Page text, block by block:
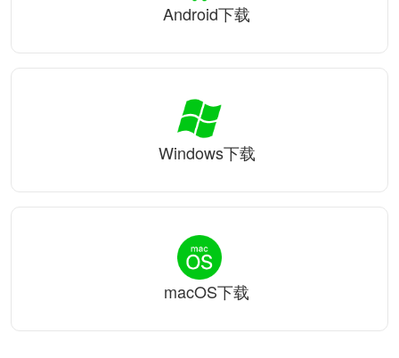
Android下载
Windows下载
macOS下载